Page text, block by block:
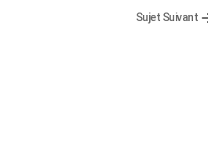
Sujet Suivant